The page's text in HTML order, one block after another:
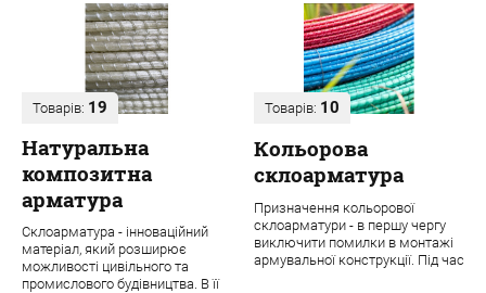
Товарів: 19
Натуральна
композитна
арматура
Склоарматура - інноваційний
матеріал, який розширює
можливості цивільного та
промислового будівництва. В її
Товарів: 10
Кольорова
склоарматура
Призначення кольорової
склоарматури - в першу чергу
виключити помилки в монтажі
армувальної конструкції. Під час